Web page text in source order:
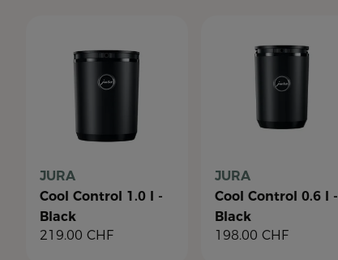
JURA
Cool Control 1.0 l -
Black
219.00 CHF
JURA
Cool Control 0.6 l -
Black
198.00 CHF